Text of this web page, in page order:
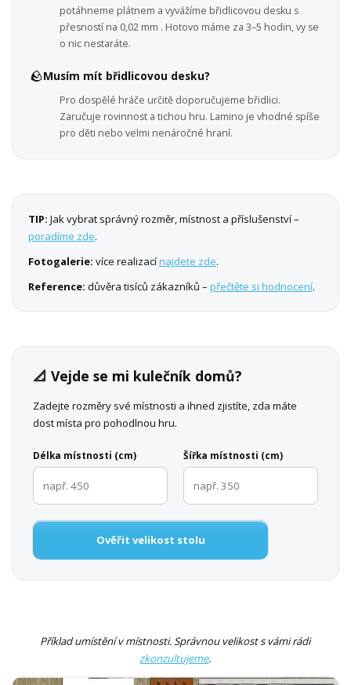
potáhneme plátnem a vyvážíme břidlicovou desku s
přesností na 0,02 mm . Hotovo máme za 3–5 hodin, vy se
o nic nestaráte.
🪨Musím mít břidlicovou desku?
Pro dospělé hráče určitě doporučujeme břidlici.
Zaručuje rovinnost a tichou hru. Lamino je vhodné spíše
pro děti nebo velmi nenáročné hraní.
TIP: Jak vybrat správný rozměr, místnost a příslušenství –
poradíme zde.
Fotogalerie: více realizacínajdete zde.
Reference: důvěra tisíců zákazníků – přečtěte si hodnocení.
📐 Vejde se mi kulečník domů?
Zadejte rozměry své místnosti a ihned zjistíte, zda máte
dost místa pro pohodlnou hru.
Délka místnosti (cm) Šířka místnosti (cm)
Ověřit velikost stolu
Příklad umístění v místnosti. Správnou velikost s vámi rádi
zkonzultujeme.